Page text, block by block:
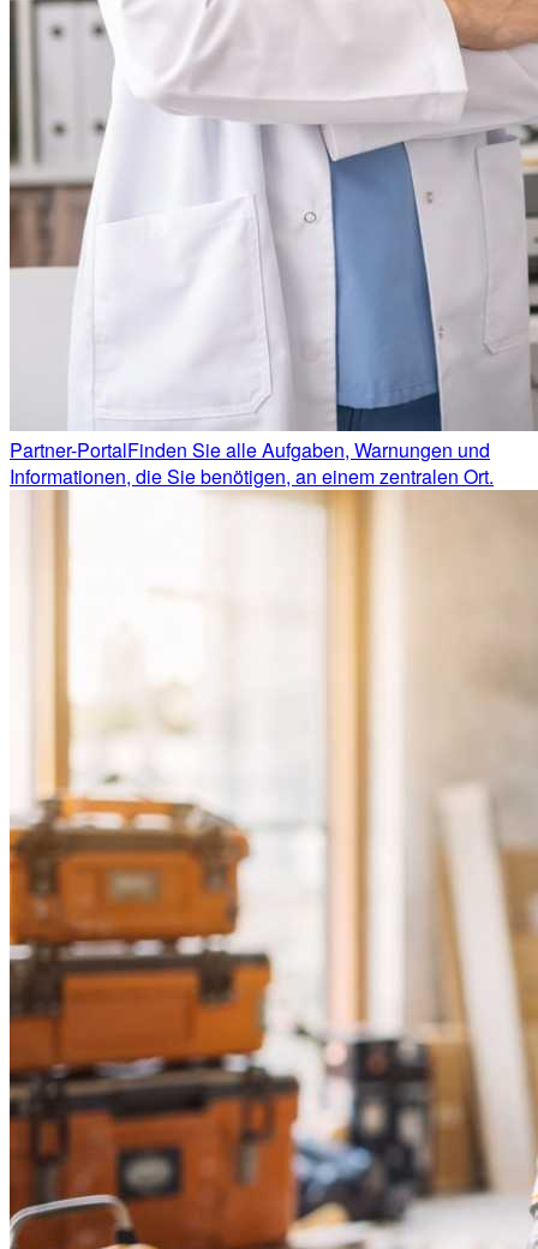
Partner-PortalFinden Sie alle Aufgaben, Warnungen und
Informationen, die Sie benötigen, an einem zentralen Ort.